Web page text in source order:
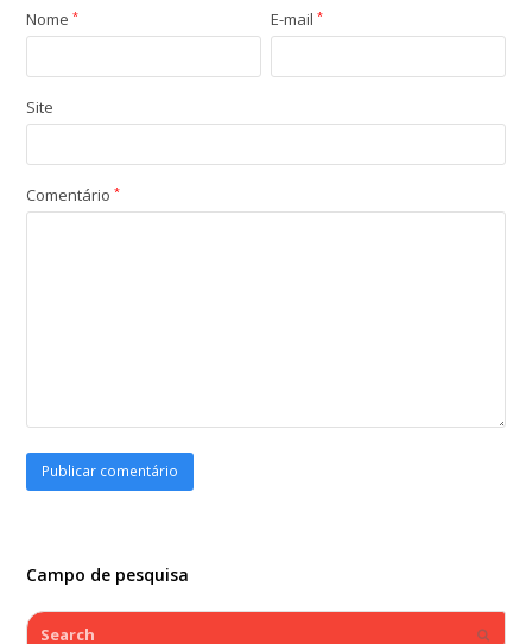
Nome* E-mail*
Site
Comentário*
Campo de pesquisa
Search